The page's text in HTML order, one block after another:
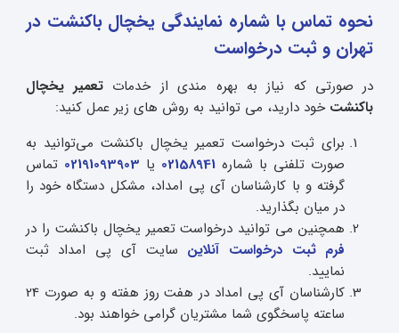
نحوه تماس با شماره نمایندگی یخچال باکنشتدر
تهران و ثبت درخواست
در صورتی که نیاز به بهره مندی از خدمات تعمیر یخچال
باکنشتخود دارید، می توانید به روش های زیر عمل کنید:
برای ثبت درخواست تعمیر یخچال باکنشت می‌توانید به
صورت تلفنی با شماره 02158941 یا 02191093903 تماس
گرفته و با کارشناسان آی پی امداد، مشکل دستگاه خود را
در میان بگذارید.
همچنین می توانید درخواست تعمیر یخچال باکنشت را در
فرم ثبت درخواست آنلاین سایت آی پی امداد ثبت
نمایید.
کارشناسان آی پی امداد در هفت روز هفته و به صورت 24
ساعته پاسخگوی شما مشتریان گرامی خواهند بود.